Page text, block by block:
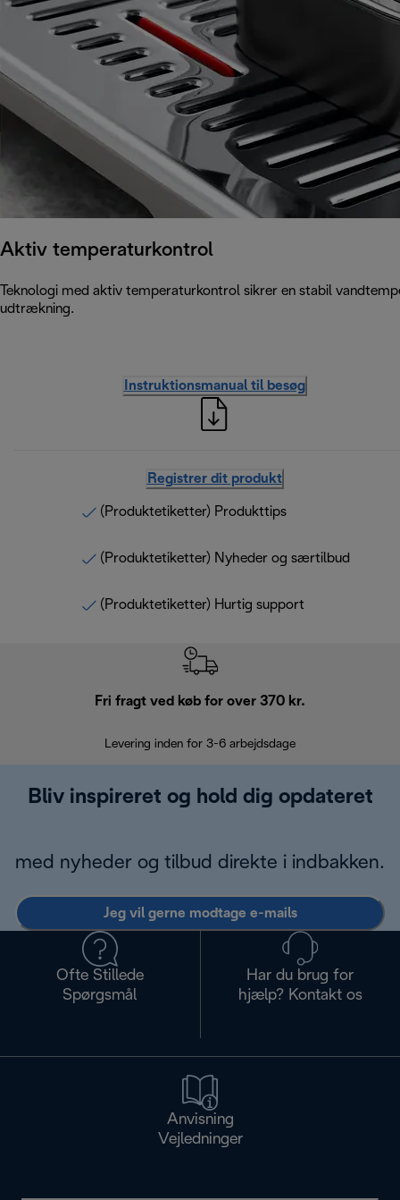
Aktiv temperaturkontrol
Teknologi med aktiv temperaturkontrol sikrer en stabil
udtrækning.
Instruktionsmanual til besøg
Registrer dit produkt
(Produktetiketter) Produkttips
(Produktetiketter) Nyheder og særtilbud
(Produktetiketter) Hurtig support
Fri fragt ved køb for over 370 kr.
Levering inden for 3-6 arbejdsdage
Bliv inspireret og hold dig opdateret
med nyheder og tilbud direkte i indbakken.
Jeg vil gerne modtage e-mails
Ofte Stillede
Spørgsmål
Har du brug for
hjælp? Kontakt os
Anvisning
Vejledninger